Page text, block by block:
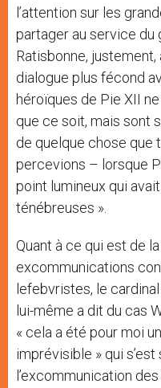
l’attention sur les
partager au service du
Ratisbonne, justement,
dialogue plus fécond
héroïques de Pie XII
que ce soit, mais sont
de quelque chose que
percevions – lorsque
point lumineux qui
ténébreuses ».
Quant à ce qui est de
excommunications
lefebvristes, le
lui-même a dit du cas
« cela a été pour moi
imprévisible » qui
l’excommunication